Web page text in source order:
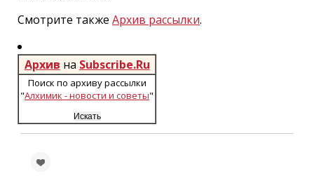
Смотрите также Архив рассылки.
Архив на Subscribe.Ru
Поиск по архиву рассылки
"Алхимик - новости и советы"